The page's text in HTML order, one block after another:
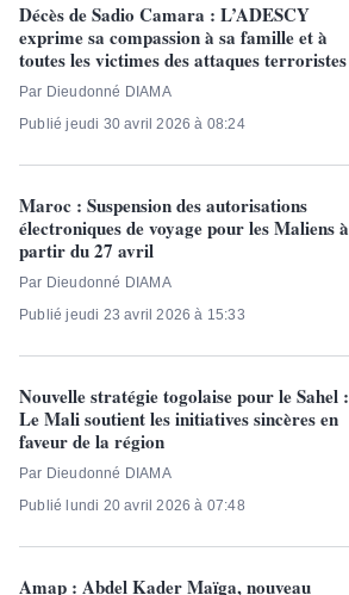
Décès de Sadio Camara : L’ADESCY
exprime sa compassion à sa famille et à
toutes les victimes des attaques terroristes
Par Dieudonné DIAMA
Publié jeudi 30 avril 2026 à 08:24
Maroc : Suspension des autorisations
électroniques de voyage pour les Maliens à
partir du 27 avril
Par Dieudonné DIAMA
Publié jeudi 23 avril 2026 à 15:33
Nouvelle stratégie togolaise pour le Sahel :
Le Mali soutient les initiatives sincères en
faveur de la région
Par Dieudonné DIAMA
Publié lundi 20 avril 2026 à 07:48
Amap : Abdel Kader Maïga, nouveau